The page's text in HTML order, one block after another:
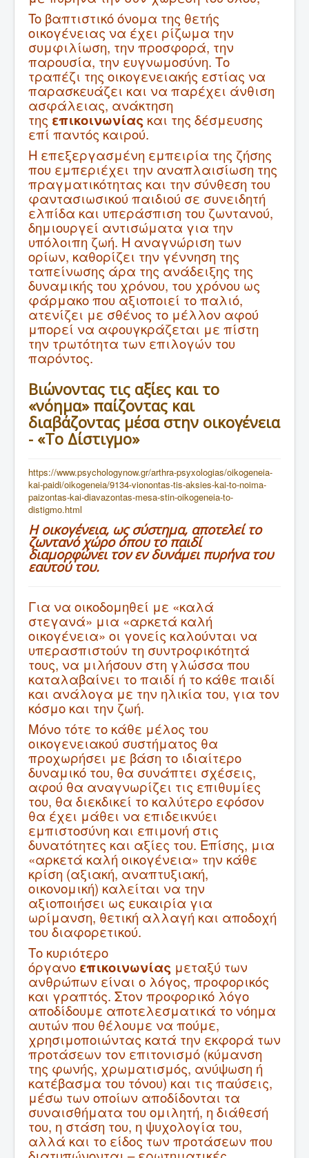
To βαπτιστικό όνομα της θετής
οικογένειας να έχει ρίζωμα την
συμφιλίωση, την προσφορά, την
παρουσία, την ευγνωμοσύνη. Το
τραπέζι της οικογενειακής εστίας να
παρασκευάζει και να παρέχει άνθιση
ασφάλειας, ανάκτηση
τηςεπικοινωνίας και της δέσμευσης
επί παντός καιρού.
Η επεξεργασμένη εμπειρία της ζήσης
που εμπεριέχει την αναπλαισίωση της
πραγματικότητας και την σύνθεση του
φαντασιωσικού παιδιού σε συνειδητή
ελπίδα και υπεράσπιση του ζωντανού,
δημιουργεί αντισώματα για την
υπόλοιπη ζωή. Η αναγνώριση των
ορίων, καθορίζει την γέννηση της
ταπείνωσης άρα της ανάδειξης της
δυναμικής του χρόνου, του χρόνου ως
φάρμακο που αξιοποιεί το παλιό,
ατενίζει με σθένος το μέλλον αφού
μπορεί να αφουγκράζεται με πίστη
την τρωτότητα των επιλογών του
παρόντος.
Βιώνοντας τις αξίες και το
«νόημα» παίζοντας και
διαβάζοντας μέσα στην οικογένεια
- «Το Δίστιγμο»
https://www.psychologynow.gr/arthra-psyxologias/oikogeneia-
kai-paidi/oikogeneia/9134-vionontas-tis-aksies-kai-to-noima-
paizontas-kai-diavazontas-mesa-stin-oikogeneia-to-
distigmo.html
Η οικογένεια, ως σύστημα, αποτελεί το
ζωντανό χώρο όπου το παιδί
διαμορφώνει τον εν δυνάμει πυρήνα του
εαυτού του.
Για να οικοδομηθεί με «καλά
στεγανά» μια «αρκετά καλή
οικογένεια» οι γονείς καλούνται να
υπερασπιστούν τη συντροφικότητά
τους, να μιλήσουν στη γλώσσα που
καταλαβαίνει το παιδί ή το κάθε παιδί
και ανάλογα με την ηλικία του, για τον
κόσμο και την ζωή.
Μόνο τότε το κάθε μέλος του
οικογενειακού συστήματος θα
προχωρήσει με βάση το ιδιαίτερο
δυναμικό του, θα συνάπτει σχέσεις,
αφού θα αναγνωρίζει τις επιθυμίες
του, θα διεκδικεί το καλύτερο εφόσον
θα έχει μάθει να επιδεικνύει
εμπιστοσύνη και επιμονή στις
δυνατότητες και αξίες του. Επίσης, μια
«αρκετά καλή οικογένεια» την κάθε
κρίση (αξιακή, αναπτυξιακή,
οικονομική) καλείται να την
αξιοποιήσει ως ευκαιρία για
ωρίμανση, θετική αλλαγή και αποδοχή
του διαφορετικού.
Το κυριότερο
όργανο επικοινωνίας μεταξύ των
ανθρώπων είναι ο λόγος, προφορικός
και γραπτός. Στον προφορικό λόγο
αποδίδουμε αποτελεσματικά το νόημα
αυτών που θέλουμε να πούμε,
χρησιμοποιώντας κατά την εκφορά των
προτάσεων τον επιτονισμό (κύμανση
της φωνής, χρωματισμός, ανύψωση ή
κατέβασμα του τόνου) και τις παύσεις,
μέσω των οποίων αποδίδονται τα
συναισθήματα του ομιλητή, η διάθεσή
του, η στάση του, η ψυχολογία του,
αλλά και το είδος των προτάσεων που